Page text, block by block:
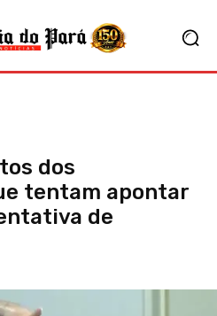
dos
tentam apontar
de